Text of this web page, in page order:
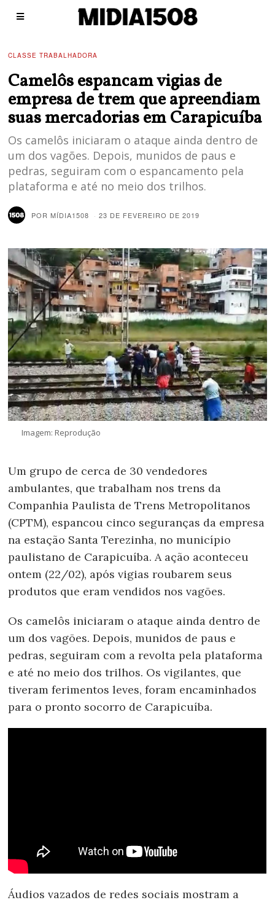
CLASSE TRABALHADORA
Camelôs espancam vigias de
empresa de trem que apreendiam
suas mercadorias em Carapicuíba
Os camelôs iniciaram o ataque ainda dentro de
um dos vagões. Depois, munidos de paus e
pedras, seguiram com o espancamento pela
plataforma e até no meio dos trilhos.
PORMÍDIA1508 23 DE FEVEREIRO DE 2019
Imagem: Reprodução
Um grupo de cerca de 30 vendedores
ambulantes, que trabalham nos trens da
Companhia Paulista de Trens Metropolitanos
(CPTM), espancou cinco seguranças da empresa
na estação Santa Terezinha, no município
paulistano de Carapicuíba. A ação aconteceu
ontem (22/02), após vigias roubarem seus
produtos que eram vendidos nos vagões.
Os camelôs iniciaram o ataque ainda dentro de
um dos vagões. Depois, munidos de paus e
pedras, seguiram com a revolta pela plataforma
e até no meio dos trilhos. Os vigilantes, que
tiveram ferimentos leves, foram encaminhados
para o pronto socorro de Carapicuíba.
Áudios vazados de redes sociais mostram a